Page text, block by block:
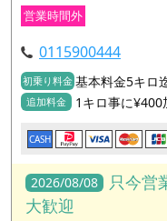
営業時間外
0115900444
初乗り料金 基本料金5キロ
追加料金 1キロ事に¥400
CASH
2026/08/08
只今営
大歓迎